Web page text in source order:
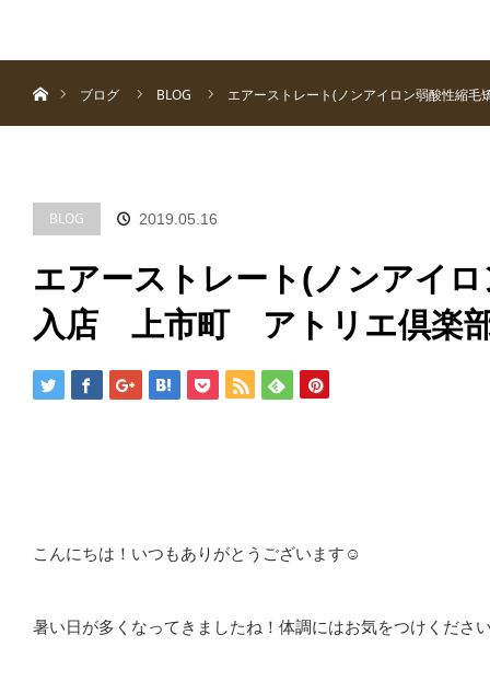
ブログ
BLOG エアーストレート(ノンアイロン弱酸性縮
BLOG 2019.05.16
エアーストレート(ノンアイ
入店 上市町 アトリエ倶楽
こんにちは！いつもありがとうございます☺
暑い日が多くなってきましたね！体調にはお気をつけくださ